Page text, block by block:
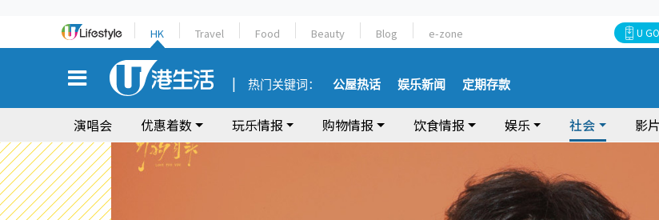
HK Travel Food Beauty Blog e-zone U
热门关键词： 公屋热话 娱乐新闻 定期存款
演唱会 优惠着数 玩乐情报 购物情报 饮食情报 娱乐 社会 影